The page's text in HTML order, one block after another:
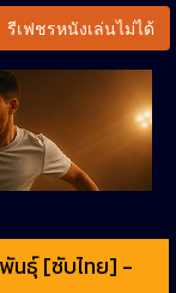
รีเฟชรหนังเล่นไม่ได้
นธุ์ [ซับไทย] -